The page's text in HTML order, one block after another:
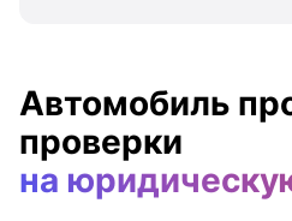
Автомобиль
проверки
на